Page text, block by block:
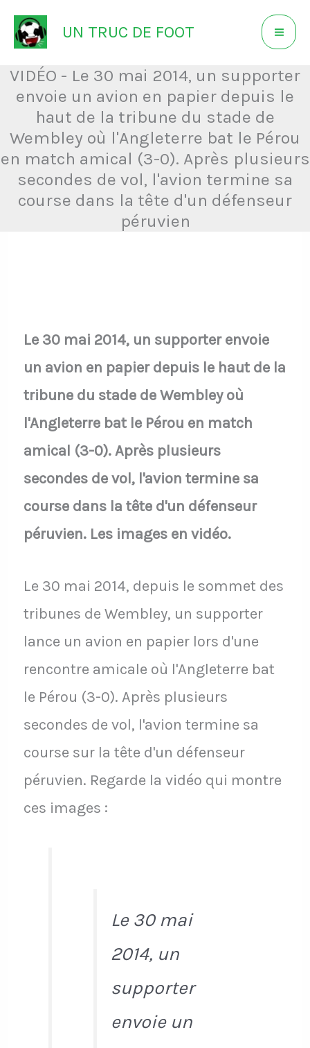
Aller
au
contenu
UN TRUC DE FOOT
VIDÉO - Le 30 mai 2014, un supporter
envoie un avion en papier depuis le
haut de la tribune du stade de
Wembley où l'Angleterre bat le Pérou
en match amical (3-0). Après plusieurs
secondes de vol, l'avion termine sa
course dans la tête d'un défenseur
péruvien
Le 30 mai 2014, un supporter envoie
un avion en papier depuis le haut de la
tribune du stade de Wembley où
l'Angleterre bat le Pérou en match
amical (3-0). Après plusieurs
secondes de vol, l'avion termine sa
course dans la tête d'un défenseur
péruvien. Les images en vidéo.
Le 30 mai 2014, depuis le sommet des
tribunes de Wembley, un supporter
lance un avion en papier lors d'une
rencontre amicale où l'Angleterre bat
le Pérou (3-0). Après plusieurs
secondes de vol, l'avion termine sa
course sur la tête d'un défenseur
péruvien. Regarde la vidéo qui montre
ces images :
Le 30 mai
2014, un
supporter
envoie un